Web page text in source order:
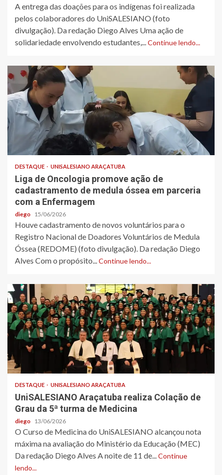
A entrega das doações para os indígenas foi realizada
pelos colaboradores do UniSALESIANO (foto
divulgação). Da redação Diego Alves Uma ação de
solidariedade envolvendo estudantes,...Continue lendo...
DESTAQUE UNISALESIANO ARAÇATUBA
Liga de Oncologia promove ação de
cadastramento de medula óssea em parceria
com a Enfermagem
diego 15/06/2026
Houve cadastramento de novos voluntários para o
Registro Nacional de Doadores Voluntários de Medula
Óssea (REDOME) (foto divulgação). Da redação Diego
Alves Com o propósito...Continue lendo...
DESTAQUE UNISALESIANO ARAÇATUBA
UniSALESIANO Araçatuba realiza Colação de
Grau da 5ª turma de Medicina
diego 13/06/2026
O Curso de Medicina do UniSALESIANO alcançou nota
máxima na avaliação do Ministério da Educação (MEC)
Da redação Diego Alves A noite de 11 de...Continue
lendo...